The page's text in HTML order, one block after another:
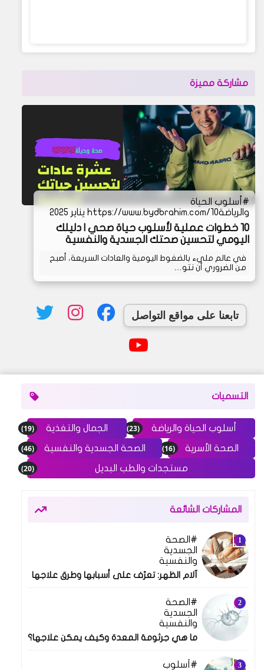
مشاركة مميزة
أسلوب الحياة
والرياضةhttps://www.bydbrahim.com/10 يناير 2025
10 خطوات عملية لأسلوب حياة صحي | دليلك
اليومي لتحسين صحتك الجسدية والنفسية
في عالم مليء بالضغوط اليومية والعادات السريعة، أصبح
من الضروري أن نتو…
تابعنا على مواقع التواصل
التسميات
أسلوب الحياة والرياضة (23) الجمال والتغذية (19)
الصحة الأسرية (16) الصحة الجسدية والنفسية (46)
مستجدات والطب البديل (20)
المشاركات الشائعة
الصحة
الجسدية
والنفسية
آلام الظهر: تعرّف على أسبابها وطرق علاجها
الصحة
الجسدية
والنفسية
ما هي جرثومة المعدة وكيف يمكن علاجها؟
أسلوب